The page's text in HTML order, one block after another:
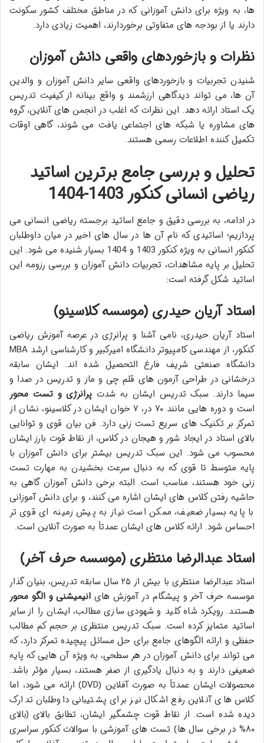
ها، به ویژه برای دانش آموزانی که در مناطق مختلف کشور سکونت
دارند یا از بودجه های متفاوتی برخوردارند، اهمیت زیادی دارد.
نظرات و بازخوردهای واقعی دانش آموزان
شنیدن تجربیات و بازخوردهای واقعی سایر دانش آموزان و والدین
آن ها، می تواند دیدگاهی ارزشمند و واقع بینانه از کیفیت تدریس
یک استاد ارائه دهد. این نظرات که اغلب در انجمن های آنلاین، گروه
های مشاوره یا شبکه های اجتماعی یافت می شوند، گاهی اوقات
تکمیل کننده اطلاعات رسمی هستند.
تحلیل و بررسی جامع برترین اساتید
ریاضی انسانی کنکور 1403-1404
در ادامه، به بررسی دقیق و جامع اساتید برجسته ریاضی انسانی می
پردازیم؛ اساتیدی که نام آن ها در سال های اخیر در میان داوطلبان
کنکور انسانی به ویژه کنکور 1403 و 1404 بسیار شنیده می شود. این
تحلیل بر پایه مشاهدات، تجربیات دانش آموزان و بررسی رزومه این
اساتید شکل گرفته است:
استاد آریان حیدری (موسسه کلاسینو)
استاد آریان حیدری، نامی آشنا و پرانرژی در عرصه آموزش ریاضی
کنکور، از مهندسی کامپیوتر دانشگاه امیرکبیر و کارشناسی ارشد MBA
دانشگاه صنعتی شریف فارغ التحصیل شده اند. ایشان سابقه
درخشانی در طراحی آزمون های قلم چی و ماز و تدریس در صدا و
سیما دارند. سبک تدریس ایشان به شدت پرانرژی و تست محور
است و دوره هایی مانند ۷۰ در، ۷ خوان ایشان در کلاسینو، نشان از
تمرکز بر تکنیک های سریع تست زنی دارد. فن بیان قوی و توانایی
بالای استاد در ایجاد شور و هیجان در کلاس، از نقاط قوت بارز ایشان
محسوب می شود. این سبک تدریس بیشتر برای دانش آموزان با
پایه متوسط تا قوی که به دنبال سرعت بخشیدن به مهارت تست
زنی خود هستند، مناسب است. البته برخی دانش آموزان گاهی به
حاشیه رفتن کلاس های ایشان اشاره می کنند، و برای دانش آموزانی
با پایه بسیار ضعیف، ممکن است نیاز به پیش زمینه ای قوی تر
احساس شود. ارائه کلاس های ایشان عمدتاً به صورت آنلاین است.
استاد عبدالرضا منتظری (موسسه حرف آخر)
استاد عبدالرضا منتظری با بیش از ۲۵ سال سابقه تدریس، بنیان گذار
موسسه حرف آخر و پیشگام در آموزش های انیمیشنی و الگو محور
هستند. رویکرد شاه کلید و شهودی سازی مطالب، ایشان را از سایر
اساتید متمایز کرده است. سبک تدریس منتظری بر حجم کم مطالب
حفظی و ارائه الگوهای جامع برای حل مسائل پیچیده تمرکز دارد، که
می تواند برای دانش آموزان در هر سطحی، به ویژه آن هایی که پایه
ضعیفی دارند و به دنبال یادگیری از صفر هستند، بسیار مؤثر باشد.
محصولات ایشان عمدتاً به صورت آفلاین (DVD) ارائه می شود، اما
کلاس های آنلاین رفع اشکال نیز برای پشتیبانی داوطلبان تدارک
دیده شده است. از نقاط قوت چشمگیر ایشان، تطابق بالای (بالای
۸۰% در برخی سال ها) تست های آموزشی با سوالات کنکور سراسری